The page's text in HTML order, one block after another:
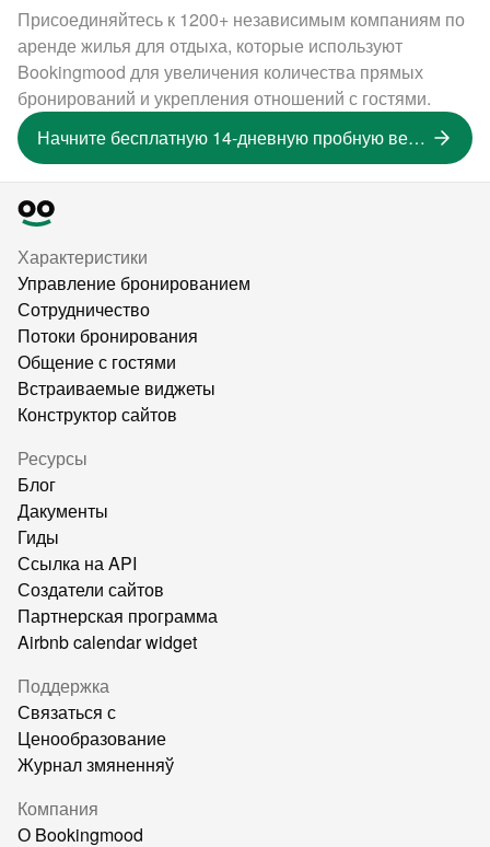
Присоединяйтесь к 1200+ независимым компаниям по
аренде жилья для отдыха, которые используют
Bookingmood для увеличения количества прямых
бронирований и укрепления отношений с гостями.
Начните бесплатную 14-дневную пробную версию
Характеристики
Управление бронированием
Сотрудничество
Потоки бронирования
Общение с гостями
Встраиваемые виджеты
Конструктор сайтов
Ресурсы
Блог
Дакументы
Гиды
Ссылка на API
Создатели сайтов
Партнерская программа
Airbnb calendar widget
Поддержка
Связаться с
Ценообразование
Журнал змяненняў
Компания
О Bookingmood